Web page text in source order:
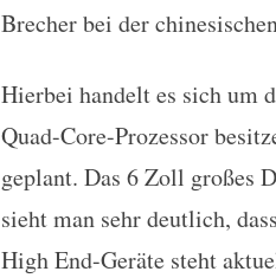
Brecher bei der
Hierbei handelt es sich um
Quad-Core-Prozessor
geplant. Das 6 Zoll großes
sieht man sehr deutlich,
High End-Geräte steht